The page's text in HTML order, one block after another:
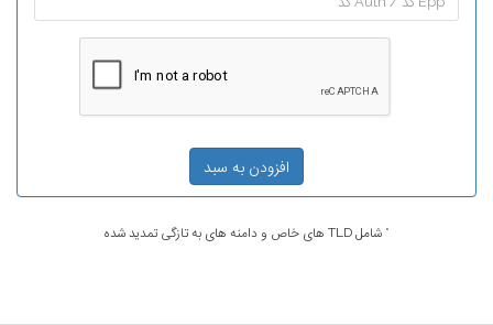
افزودن به سبد
* شامل TLD های خاص و دامنه های به تازگی تمدید شده